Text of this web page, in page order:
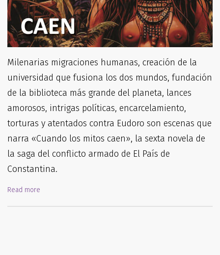
Milenarias migraciones humanas, creación de la
universidad que fusiona los dos mundos, fundación
de la biblioteca más grande del planeta, lances
amorosos, intrigas políticas, encarcelamiento,
torturas y atentados contra Eudoro son escenas que
narra «Cuando los mitos caen», la sexta novela de
la saga del conflicto armado de El País de
Constantina.
Read more